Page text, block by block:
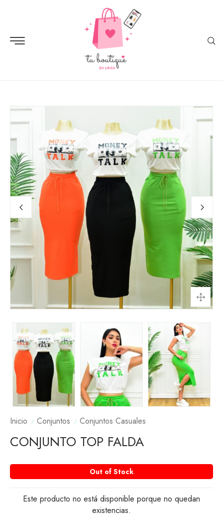
Inicio Conjuntos Conjuntos Casuales
CONJUNTO TOP FALDA
Out of Stock
Este producto no está disponible porque no quedan
existencias.